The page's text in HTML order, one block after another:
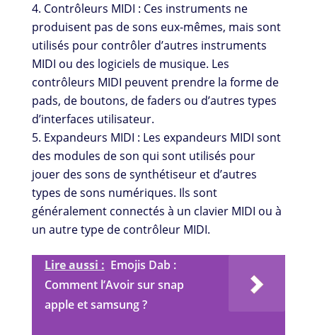
Contrôleurs MIDI : Ces instruments ne
produisent pas de sons eux-mêmes, mais sont
utilisés pour contrôler d’autres instruments
MIDI ou des logiciels de musique. Les
contrôleurs MIDI peuvent prendre la forme de
pads, de boutons, de faders ou d’autres types
d’interfaces utilisateur.
Expandeurs MIDI : Les expandeurs MIDI sont
des modules de son qui sont utilisés pour
jouer des sons de synthétiseur et d’autres
types de sons numériques. Ils sont
généralement connectés à un clavier MIDI ou à
un autre type de contrôleur MIDI.
Lire aussi : Emojis Dab :
Comment l’Avoir sur snap
apple et samsung ?